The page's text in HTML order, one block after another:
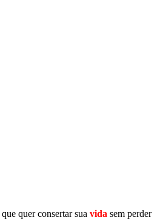
que quer consertar sua vida sem perder